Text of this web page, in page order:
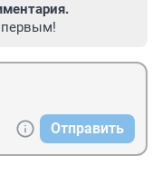
первым!
Отправить